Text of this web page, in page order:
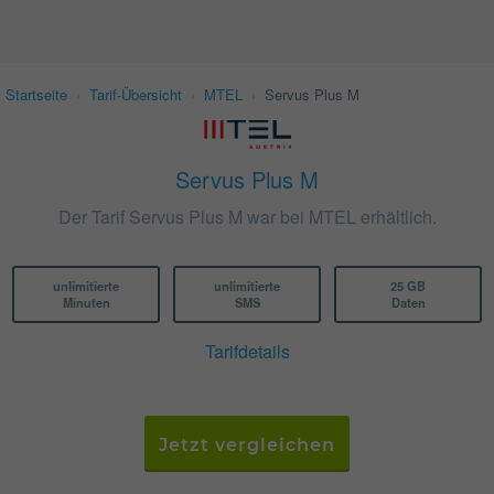
Startseite Tarif-Übersicht MTEL Servus Plus M
Servus Plus M
Der Tarif Servus Plus M war bei MTEL erhältlich.
unlimitierte
Minuten
unlimitierte
SMS
25 GB
Daten
Tarifdetails
Jetzt vergleichen